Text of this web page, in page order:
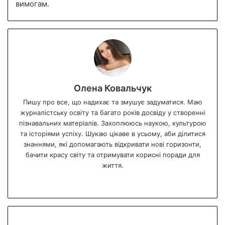
вимогам.
Олена Ковальчук
Пишу про все, що надихає та змушує задуматися. Маю
журналістську освіту та багато років досвіду у створенні
пізнавальних матеріалів. Захоплююсь наукою, культурою
та історіями успіху. Шукаю цікаве в усьому, аби ділитися
знаннями, які допомагають відкривати нові горизонти,
бачити красу світу та отримувати корисні поради для
життя.
te